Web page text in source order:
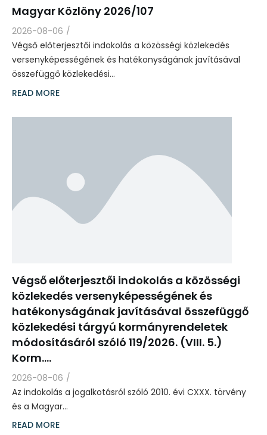
Magyar Közlöny 2026/107
2026-08-06 /
Végső előterjesztői indokolás a közösségi közlekedés
versenyképességének és hatékonyságának javításával
összefüggő közlekedési…
READ MORE
Végső előterjesztői indokolás a közösségi
közlekedés versenyképességének és
hatékonyságának javításával összefüggő
közlekedési tárgyú kormányrendeletek
módosításáról szóló 119/2026. (VIII. 5.)
Korm.…
2026-08-06 /
Az indokolás a jogalkotásról szóló 2010. évi CXXX. törvény
és a Magyar…
READ MORE